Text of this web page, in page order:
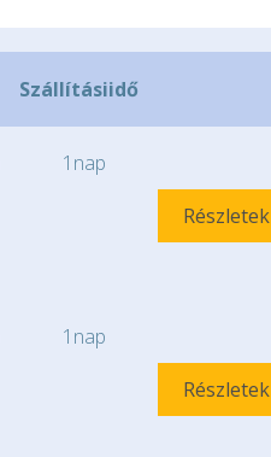
Szállításiidő
1nap
Részletek
1nap
Részletek